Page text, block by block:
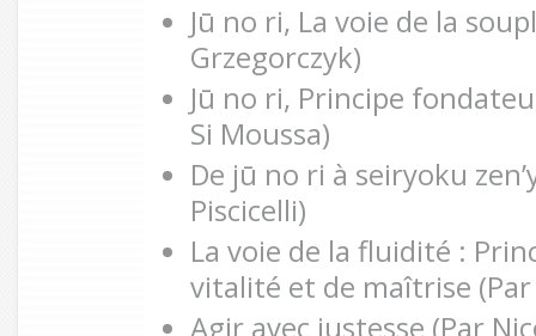
Jū no ri, La voie de la
Grzegorczyk)
Jū no ri, Principe
Si Moussa)
De jū no ri à seiryoku
Piscicelli)
La voie de la fluidité :
vitalité et de maîtrise
Agir avec justesse (Par